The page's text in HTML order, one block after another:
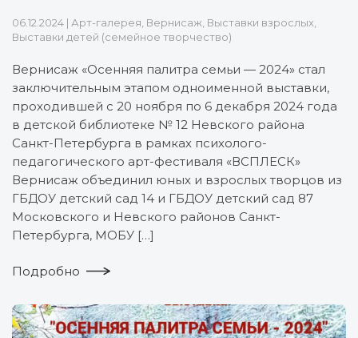
06.12.2024 | Арт-галерея, Вернисаж, Выставки взрослых,
Выставки детей (семейное творчество)
Вернисаж «Осенняя палитра семьи — 2024» стал
заключительным этапом одноименной выставки,
проходившей с 20 ноября по 6 декабря 2024 года
в детской библиотеке № 12 Невского района
Санкт-Петербурга в рамках психолого-
педагогического арт-фестиваля «ВСПЛЕСК»
Вернисаж объединил юных и взрослых творцов из
ГБДОУ детский сад 14 и ГБДОУ детский сад 87
Московского и Невского районов Санкт-
Петербурга, МОБУ […]
Подробно